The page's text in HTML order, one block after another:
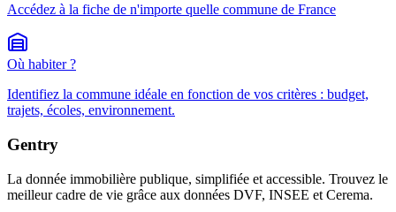
Accédez à la fiche de n'importe quelle commune de France
Où habiter ?
Identifiez la commune idéale en fonction de vos critères : budget,
trajets, écoles, environnement.
Gentry
La donnée immobilière publique, simplifiée et accessible. Trouvez le
meilleur cadre de vie grâce aux données DVF, INSEE et Cerema.